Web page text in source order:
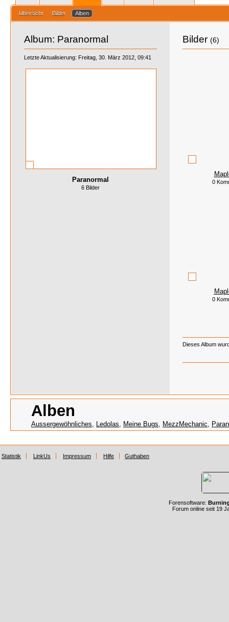
Übersicht Bilder Alben
Album: Paranormal
Letzte Aktualisierung: Freitag, 30. März 2012, 09:41
Paranormal
6 Bilder
Bilder (6)
0
0
Dieses Album
Alben
Aussergewöhnliches, Ledolas, Meine Bugs, MezzMechanic,
Statistik LinkUs Impressum Hilfe Guthaben
Forensoftware:
Forum online seit 19